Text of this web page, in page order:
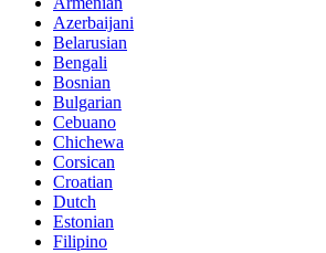
Azerbaijani
Belarusian
Bengali
Bosnian
Bulgarian
Cebuano
Chichewa
Corsican
Croatian
Dutch
Estonian
Filipino